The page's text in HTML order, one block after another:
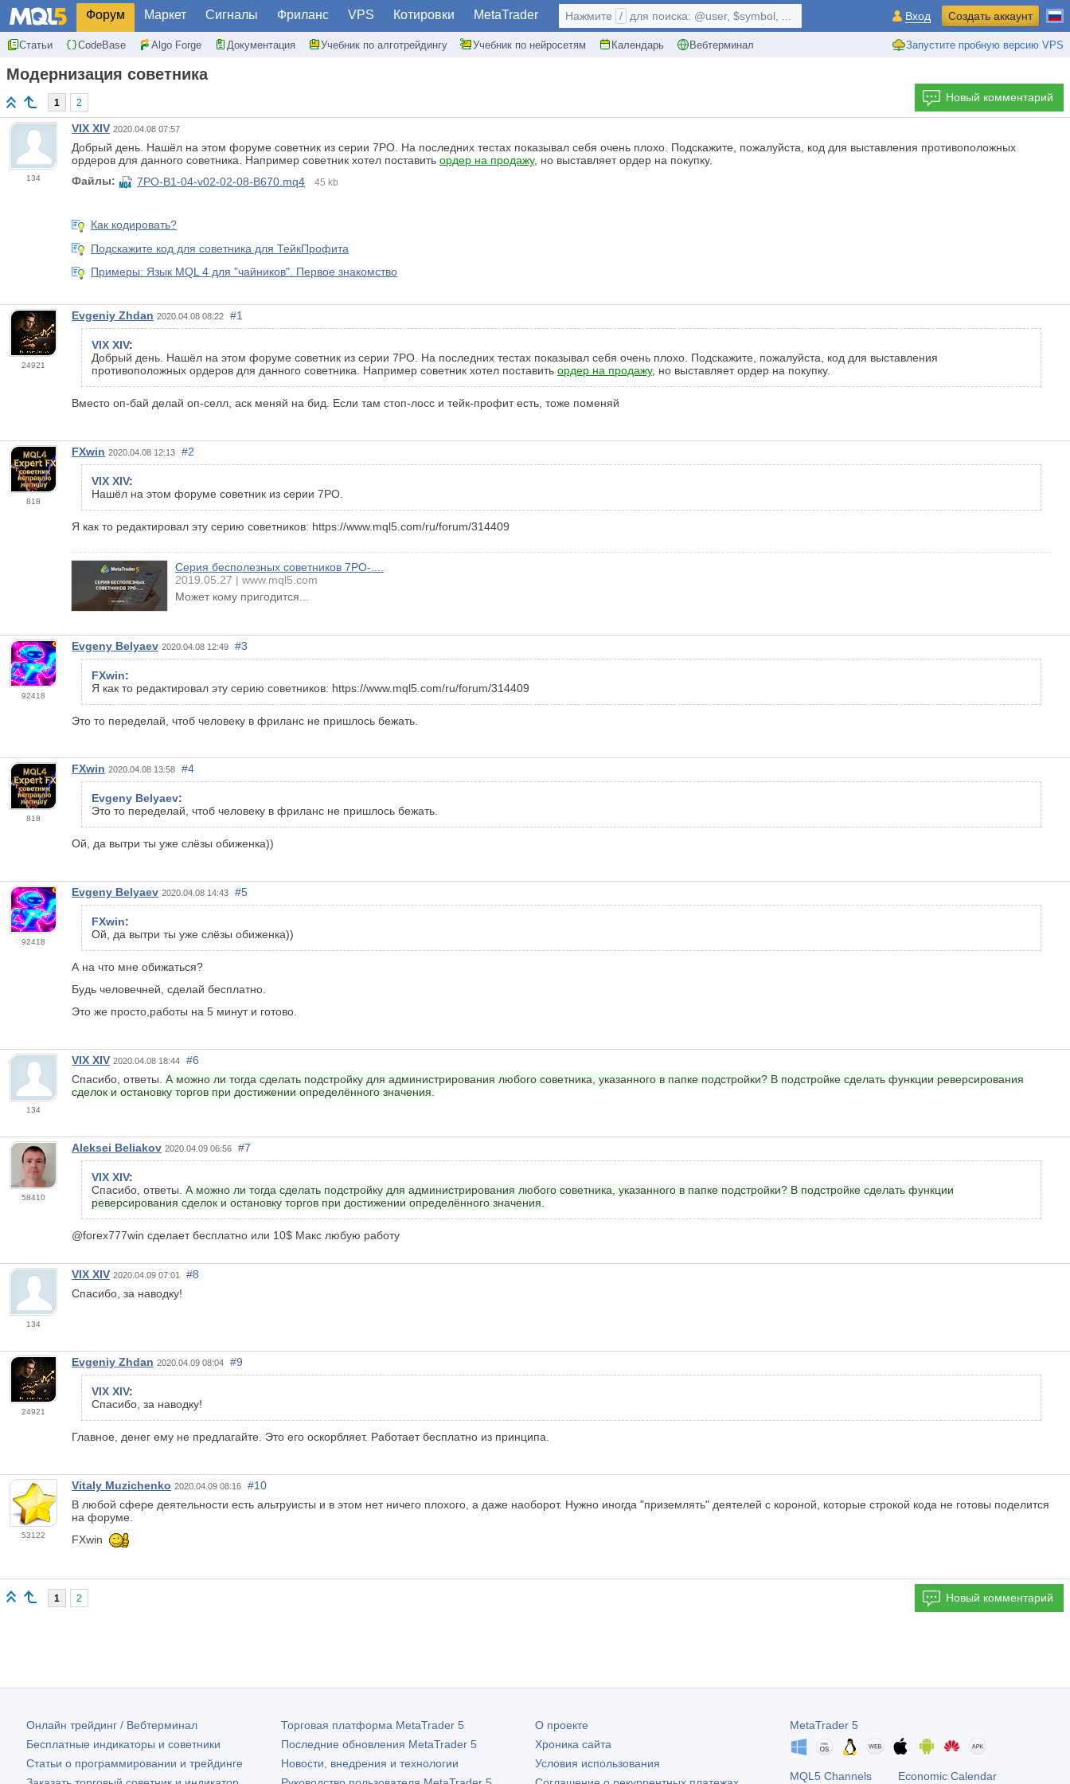
Форум Маркет Сигналы Фриланс VPS Котировки MetaTrader
Статьи CodeBase Algo Forge Документация Учебник по алготрейдингу Учебник по нейросетям Календарь Вебтерминал Запустите пробную версию VPS
Нажмите / для поиска: @user, $symbol, ... Вход Создать аккаунт
Модернизация советника
1 2 Новый комментарий
134
VIX XIV 2020.04.08 07:57
Добрый день. Нашёл на этом форуме советник из серии 7PO. На последних тестах показывал себя очень плохо. Подскажите, пожалуйста, код для выставления противоположных
ордеров для данного советника. Например советник хотел поставить ордер на продажу, но выставляет ордер на покупку.
Файлы:
7PO-B1-04-v02-02-08-B670.mq4 45 kb
Как кодировать?
Подскажите код для советника для ТейкПрофита
Примеры: Язык MQL 4 для "чайников". Первое знакомство
24921
Evgeniy Zhdan 2020.04.08 08:22 #1
VIX XIV:
Добрый день. Нашёл на этом форуме советник из серии 7PO. На последних тестах показывал себя очень плохо. Подскажите, пожалуйста, код для выставления
противоположных ордеров для данного советника. Например советник хотел поставить ордер на продажу, но выставляет ордер на покупку.
Вместо оп-бай делай оп-селл, аск меняй на бид. Если там стоп-лосс и тейк-профит есть, тоже поменяй
818
FXwin 2020.04.08 12:13 #2
VIX XIV:
Нашёл на этом форуме советник из серии 7PO.
Я как то редактировал эту серию советников: https://www.mql5.com/ru/forum/314409
Серия бесполезных советников 7PO-....
2019.05.27
www.mql5.com
Может кому пригодится...
92418
Evgeny Belyaev 2020.04.08 12:49 #3
FXwin:
Я как то редактировал эту серию советников: https://www.mql5.com/ru/forum/314409
Это то переделай, чтоб человеку в фриланс не пришлось бежать.
818
FXwin 2020.04.08 13:58 #4
Evgeny Belyaev:
Это то переделай, чтоб человеку в фриланс не пришлось бежать.
Ой, да вытри ты уже слёзы обиженка))
92418
Evgeny Belyaev 2020.04.08 14:43 #5
FXwin:
Ой, да вытри ты уже слёзы обиженка))
А на что мне обижаться?
Будь человечней, сделай бесплатно.
Это же просто,работы на 5 минут и готово.
134
VIX XIV 2020.04.08 18:44
#6
Спасибо, ответы. А можно ли тогда сделать подстройку для администрирования любого советника, указанного в папке подстройки? В подстройке сделать функции реверсирования
сделок и остановку торгов при достижении определённого значения.
58410
Aleksei Beliakov 2020.04.09 06:56 #7
VIX XIV:
Спасибо, ответы. А можно ли тогда сделать подстройку для администрирования любого советника, указанного в папке подстройки? В подстройке сделать функции
реверсирования сделок и остановку торгов при достижении определённого значения.
@forex777win сделает бесплатно или 10$ Макс любую работу
134
VIX XIV 2020.04.09 07:01
#8
Спасибо, за наводку!
24921
Evgeniy Zhdan 2020.04.09 08:04 #9
VIX XIV:
Спасибо, за наводку!
Главное, денег ему не предлагайте. Это его оскорбляет. Работает бесплатно из принципа.
53122
Vitaly Muzichenko 2020.04.09 08:16
#10
В любой сфере деятельности есть альтруисты и в этом нет ничего плохого, а даже наоборот. Нужно иногда "приземлять" деятелей с короной, которые строкой кода не готовы поделится
на форуме.
FXwin
1 2 Новый комментарий
Онлайн трейдинг / Вебтерминал
Бесплатные индикаторы и советники
Статьи о программировании и трейдинге
Торговая платформа MetaTrader 5
Последние обновления MetaTrader 5
Новости, внедрения и технологии
О проекте
Хроника сайта
Условия использования
MetaTrader 5
MQL5 Channels Economic Calendar